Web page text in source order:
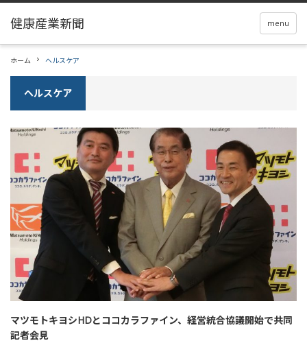
menu
ホーム ヘルスケア
ヘルスケア
マツモトキヨシHDとココカラファイン、経営統合協議開始で共同
記者会見